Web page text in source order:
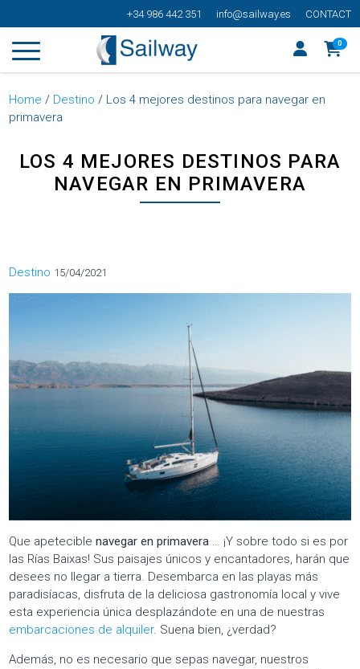
+34 986 442 351 info@sailway.es CONTACT
0
Home / Destino / Los 4 mejores destinos para navegar en
primavera
LOS 4 MEJORES DESTINOS PARA
NAVEGAR EN PRIMAVERA
Categorías
Destino 15/04/2021
Que apeteciblenavegar en primavera … ¡Y sobre todo si es por
las Rías Baixas! Sus paisajes únicos y encantadores, harán que
desees no llegar a tierra. Desembarca en las playas más
paradisíacas, disfruta de la deliciosa gastronomía local y vive
esta experiencia única desplazándote en una de nuestras
embarcaciones de alquiler. Suena bien, ¿verdad?
Además, no es necesario que sepas navegar, nuestros